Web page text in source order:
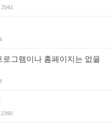
2041
그램이나 홈페이지는 없을
2390